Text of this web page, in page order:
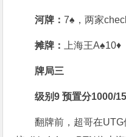
河牌：7♠，两家
摊牌： 上海王
牌局三
级别9 预置分1000/
翻牌前，超哥在